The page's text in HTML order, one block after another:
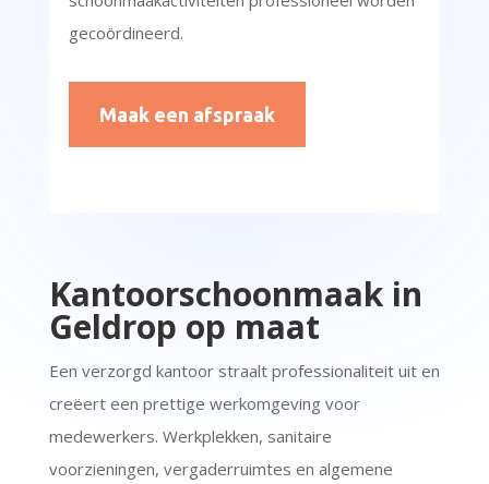
gecoördineerd.
Maak een afspraak
Kantoorschoonmaak in
Geldrop op maat
Een verzorgd kantoor straalt professionaliteit uit en
creëert een prettige werkomgeving voor
medewerkers. Werkplekken, sanitaire
voorzieningen, vergaderruimtes en algemene